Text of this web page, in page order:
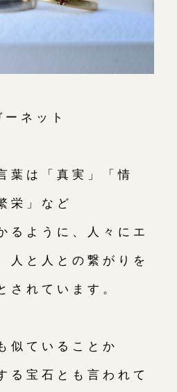
ネット
葉は「真実」「情
栄」など
るように、人々にエ
人と人との繋がりを
されています。
似ていることか
る宝石とも言われて